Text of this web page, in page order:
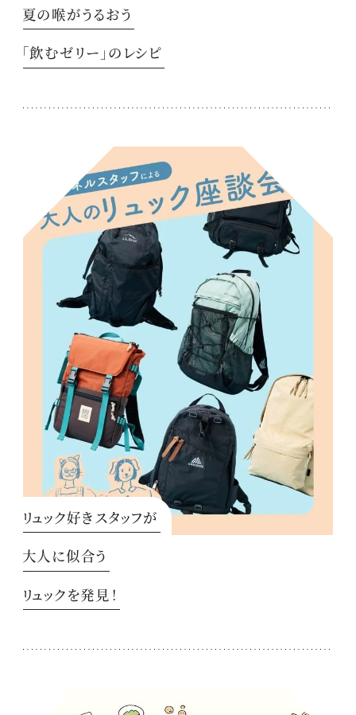
夏の喉がうるおう
「飲むゼリー」のレシピ
リュック好きスタッフが
大人に似合う
リュックを発見！